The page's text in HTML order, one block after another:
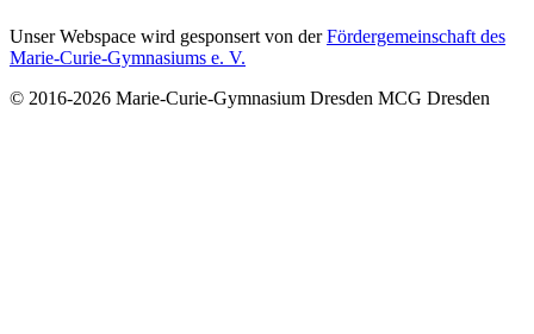
Unser Webspace wird gesponsert von derFördergemeinschaft des
Marie-Curie-Gymnasiums e. V.
© 2016-2026 Marie-Curie-Gymnasium Dresden MCG Dresden